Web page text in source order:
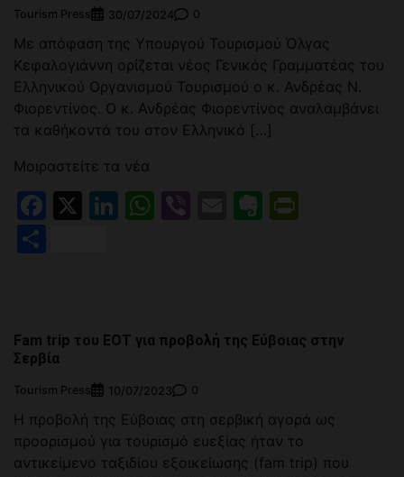
Tourism Press 30/07/2024 0
Με απόφαση της Υπουργού Τουρισμού Όλγας
Κεφαλογιάννη ορίζεται νέος Γενικός Γραμματέας του
Ελληνικού Οργανισμού Τουρισμού ο κ. Ανδρέας Ν.
Φιορεντίνος. Ο κ. Ανδρέας Φιορεντίνος αναλαμβάνει
τα καθήκοντά του στον Ελληνικό […]
Μοιραστείτε τα νέα
Facebook
X LinkedIn
WhatsApp
ViberEmailEvernote
Fam trip του ΕΟΤ για προβολή της Εύβοιας στην
Σερβία
Tourism Press 10/07/2023 0
Η προβολή της Εύβοιας στη σερβική αγορά ως
προορισμού για τουρισμό ευεξίας ήταν το
αντικείμενο ταξιδίου εξοικείωσης (fam trip) που